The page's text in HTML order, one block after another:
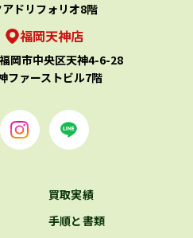
アドリフォリオ8階
福岡天神店
岡市中央区天神4-6-28
ファーストビル7階
買取実績
手順と書類